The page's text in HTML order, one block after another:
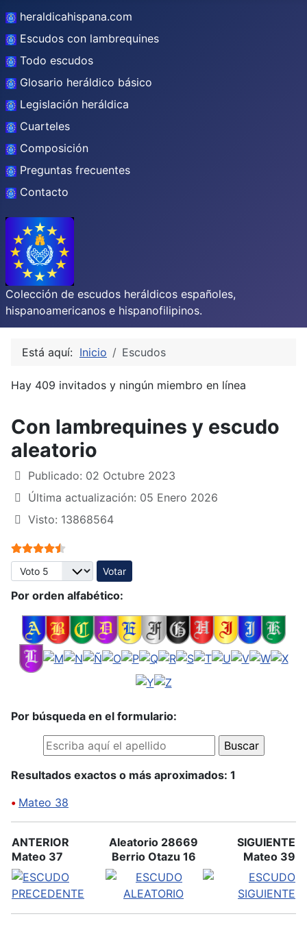
heraldicahispana.com
Escudos con lambrequines
Todo escudos
Glosario heráldico básico
Legislación heráldica
Cuarteles
Composición
Preguntas frecuentes
Contacto
Colección de escudos heráldicos españoles,
hispanoamericanos e hispanofilipinos.
Está aquí: Inicio Escudos
Hay 409 invitados y ningún miembro en línea
Con lambrequines y escudo
aleatorio
Publicado: 02 Octubre 2023
Última actualización: 05 Enero 2026
Visto: 13868564
Ratio:4.5/
Por favor, vote
Por orden alfabético:
Por búsqueda en el formulario:
Resultados exactos o más aproximados: 1
• Mateo 38
ANTERIOR
Mateo 37
Aleatorio 28669
Berrio Otazu 16
SIGUIENTE
Mateo 39